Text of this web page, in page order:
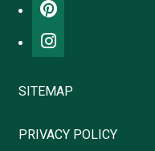
SITEMAP
PRIVACY POLICY